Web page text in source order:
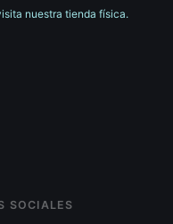
nuestra tienda física.
SOCIALES